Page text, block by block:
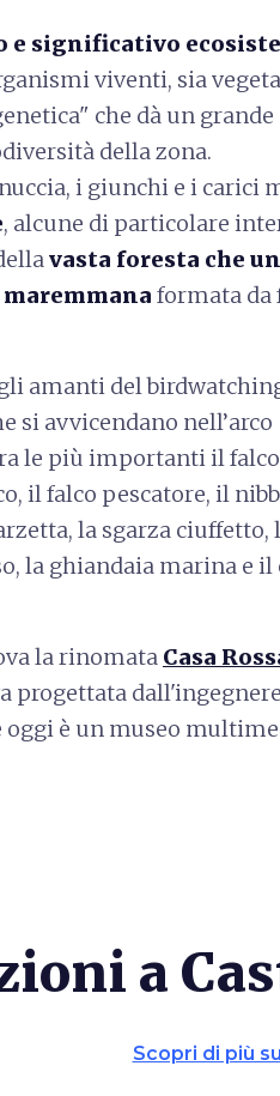
e significativo
viventi, sia
che dà un grande
della zona.
i giunchi e i carici
, alcune di particolare
vasta foresta che
formata da
amanti del
si avvicendano nell’arco
le più importanti il
il falco pescatore, il
la sgarza ciuffetto,
la ghiandaia marina e il
la rinomata Casa
progettata
oggi è un museo
a
Scopri di più